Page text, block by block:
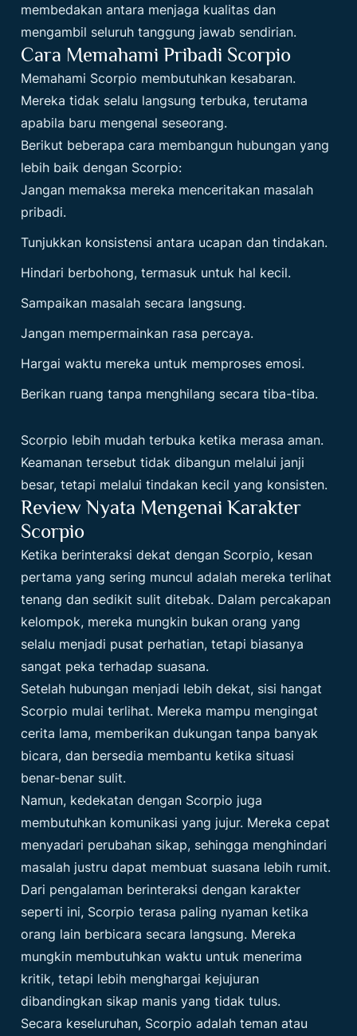
membedakan antara menjaga kualitas dan
mengambil seluruh tanggung jawab sendirian.
Cara Memahami Pribadi Scorpio
Memahami Scorpio membutuhkan kesabaran.
Mereka tidak selalu langsung terbuka, terutama
apabila baru mengenal seseorang.
Berikut beberapa cara membangun hubungan yang
lebih baik dengan Scorpio:
Jangan memaksa mereka menceritakan masalah
pribadi.
Tunjukkan konsistensi antara ucapan dan tindakan.
Hindari berbohong, termasuk untuk hal kecil.
Sampaikan masalah secara langsung.
Jangan mempermainkan rasa percaya.
Hargai waktu mereka untuk memproses emosi.
Berikan ruang tanpa menghilang secara tiba-tiba.
Scorpio lebih mudah terbuka ketika merasa aman.
Keamanan tersebut tidak dibangun melalui janji
besar, tetapi melalui tindakan kecil yang konsisten.
Review Nyata Mengenai Karakter
Scorpio
Ketika berinteraksi dekat dengan Scorpio, kesan
pertama yang sering muncul adalah mereka terlihat
tenang dan sedikit sulit ditebak. Dalam percakapan
kelompok, mereka mungkin bukan orang yang
selalu menjadi pusat perhatian, tetapi biasanya
sangat peka terhadap suasana.
Setelah hubungan menjadi lebih dekat, sisi hangat
Scorpio mulai terlihat. Mereka mampu mengingat
cerita lama, memberikan dukungan tanpa banyak
bicara, dan bersedia membantu ketika situasi
benar-benar sulit.
Namun, kedekatan dengan Scorpio juga
membutuhkan komunikasi yang jujur. Mereka cepat
menyadari perubahan sikap, sehingga menghindari
masalah justru dapat membuat suasana lebih rumit.
Dari pengalaman berinteraksi dengan karakter
seperti ini, Scorpio terasa paling nyaman ketika
orang lain berbicara secara langsung. Mereka
mungkin membutuhkan waktu untuk menerima
kritik, tetapi lebih menghargai kejujuran
dibandingkan sikap manis yang tidak tulus.
Secara keseluruhan, Scorpio adalah teman atau